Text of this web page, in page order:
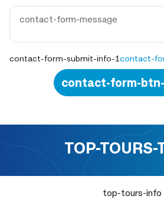
contact-form-submit-info-1contact-
contact-form-
TOP-TOURS-
top-tours-info